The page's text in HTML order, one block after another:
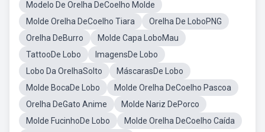
Modelo De Orelha DeCoelho Molde
Molde Orelha DeCoelho Tiara
Orelha De LoboPNG
Orelha DeBurro
Molde Capa LoboMau
TattooDe Lobo
ImagensDe Lobo
Lobo Da OrelhaSolto
MáscarasDe Lobo
Molde BocaDe Lobo
Molde Orelha DeCoelho Pascoa
Orelha DeGato Anime
Molde Nariz DePorco
Molde FucinhoDe Lobo
Molde Orelha DeCoelho Caída